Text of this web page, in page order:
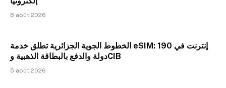
8 août 2026
الخطوط الجوية الجزائرية تطلق خدمة eSIM: إنترنت في 190
دولة والدفع بالبطاقة الذهبية وCIB
5 août 2026